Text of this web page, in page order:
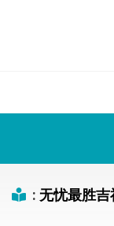
: 无忧最胜吉